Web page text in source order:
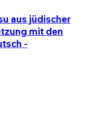
aus jüdischer
mit den
-